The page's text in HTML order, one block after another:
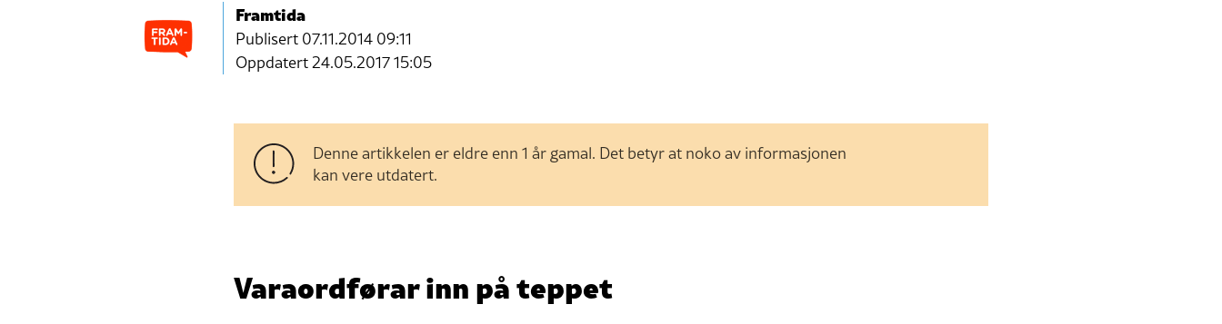
Framtida
Publisert 07.11.2014 09:11
Oppdatert 24.05.2017 15:05
Denne artikkelen er eldre enn 1 år gamal. Det betyr at noko av informasjonen
kan vere utdatert.
Varaordførar inn på teppet